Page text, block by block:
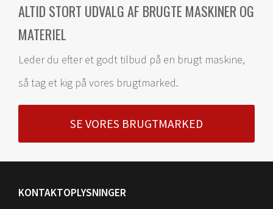
ALTID STORT UDVALG AF BRUGTE MASKINER OG
MATERIEL
Leder du efter et godt tilbud på en brugt maskine,
så tag et kig på vores brugtmarked.
SE VORES BRUGTMARKED
KONTAKTOPLYSNINGER